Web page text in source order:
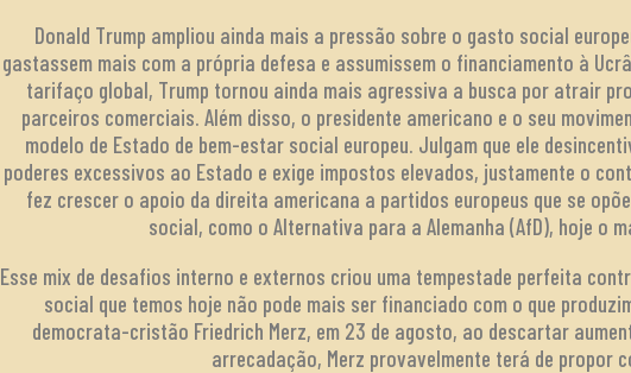
Donald Trump ampliou ainda mais a pressão sobre o gasto social
gastassem mais com a própria defesa e assumissem o financiamento à
tarifaço global, Trump tornou ainda mais agressiva a busca por atrair
parceiros comerciais. Além disso, o presidente americano e o seu
modelo de Estado de bem-estar social europeu. Julgam que ele
poderes excessivos ao Estado e exige impostos elevados, justamente o
fez crescer o apoio da direita americana a partidos europeus que se
social, como o Alternativa para a Alemanha (AfD), hoje o
Esse mix de desafios interno e externos criou uma tempestade perfeita
social que temos hoje não pode mais ser financiado com o que
democrata-cristão Friedrich Merz, em 23 de agosto, ao descartar
arrecadação, Merz provavelmente terá de propor